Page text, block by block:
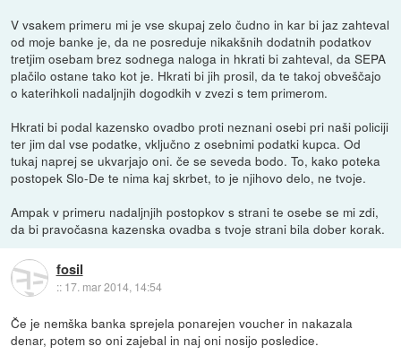
V vsakem primeru mi je vse skupaj zelo čudno in kar bi jaz zahteval
od moje banke je, da ne posreduje nikakšnih dodatnih podatkov
tretjim osebam brez sodnega naloga in hkrati bi zahteval, da SEPA
plačilo ostane tako kot je. Hkrati bi jih prosil, da te takoj obveščajo
o katerihkoli nadaljnjih dogodkih v zvezi s tem primerom.
Hkrati bi podal kazensko ovadbo proti neznani osebi pri naši policiji
ter jim dal vse podatke, vključno z osebnimi podatki kupca. Od
tukaj naprej se ukvarjajo oni. če se seveda bodo. To, kako poteka
postopek Slo-De te nima kaj skrbet, to je njihovo delo, ne tvoje.
Ampak v primeru nadaljnjih postopkov s strani te osebe se mi zdi,
da bi pravočasna kazenska ovadba s tvoje strani bila dober korak.
fosil
:: 17. mar 2014, 14:54
Če je nemška banka sprejela ponarejen voucher in nakazala
denar, potem so oni zajebal in naj oni nosijo posledice.